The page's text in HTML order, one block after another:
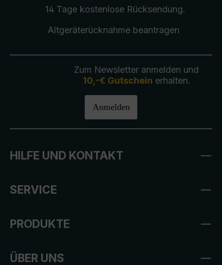
14 Tage kostenlose Rücksendung.
Altgeräterücknahmebeantragen
Zum Newsletter anmelden und
10,-€ Gutschein erhalten.
Anmelden
HILFE UND KONTAKT
SERVICE
PRODUKTE
ÜBER UNS